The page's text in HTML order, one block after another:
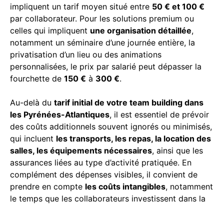
impliquent un tarif moyen situé entre 50 € et 100 €
par collaborateur. Pour les solutions premium ou
celles qui impliquent une organisation détaillée,
notamment un séminaire d’une journée entière, la
privatisation d’un lieu ou des animations
personnalisées, le prix par salarié peut dépasser la
fourchette de 150 € à 300 €.
Au-delà du tarif initial de votre team building dans
les Pyrénées-Atlantiques, il est essentiel de prévoir
des coûts additionnels souvent ignorés ou minimisés,
qui incluent les transports, les repas, la location des
salles, les équipements nécessaires, ainsi que les
assurances liées au type d’activité pratiquée. En
complément des dépenses visibles, il convient de
prendre en compte les coûts intangibles, notamment
le temps que les collaborateurs investissent dans la